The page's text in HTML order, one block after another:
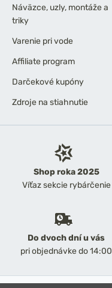
Shop roka 2025
Víťaz sekcie rybárčenie
Do dvoch dní u vás
pri objednávke do 14:00
Náväzce, uzly, montáže a
triky
Varenie pri vode
Affiliate program
Darčekové kupóny
Zdroje na stiahnutie